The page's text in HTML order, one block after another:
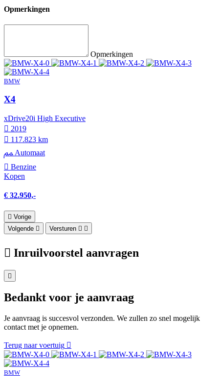
Opmerkingen
Opmerkingen
BMW
X4
xDrive20i High Executive
2019
117.823 km
Automaat
Benzine
Kopen
€ 32.950,-
Vorige
Volgende
Versturen
Inruilvoorstel aanvragen
Bedankt voor je aanvraag
Je aanvraag is succesvol verzonden. We zullen zo snel mogelijk
contact met je opnemen.
Terug naar voertuig
BMW